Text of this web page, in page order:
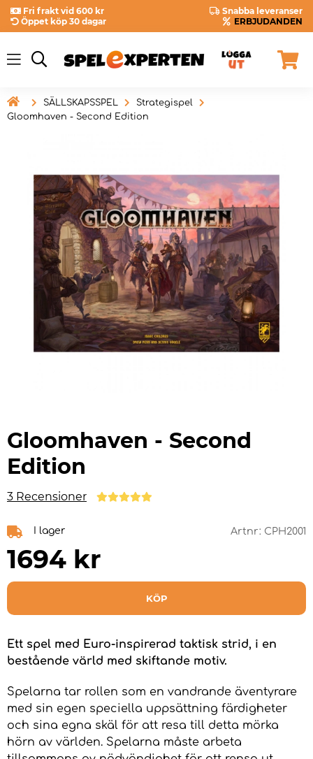
Fri frakt vid 600 kr
Snabba leveranser
Öppet köp 30 dagar
ERBJUDANDEN
 SÄLLSKAPSSPEL
Strategispel
Gloomhaven - Second Edition
Gloomhaven - Second
Edition
3 Recensioner
I lager Artnr: CPH2001
1694 kr
KÖP
Ett spel med Euro-inspirerad taktisk strid, i en
bestående värld med skiftande motiv.
Spelarna tar rollen som en vandrande äventyrare
med sin egen speciella uppsättning färdigheter
och sina egna skäl för att resa till detta mörka
hörn av världen. Spelarna måste arbeta